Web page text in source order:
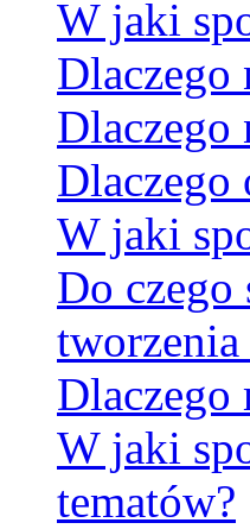
W jaki
Dlaczego
Dlaczego
Dlaczego
W jaki
Do czego
tworzenia
Dlaczego
W jaki
tematów?